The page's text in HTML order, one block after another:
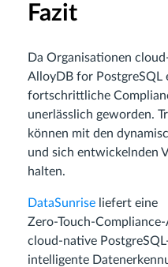
Fazit
Da Organisationen
AlloyDB for PostgreSQL
fortschrittliche
unerlässlich geworden.
können mit den
und sich entwickelnden
halten.
DataSunrise liefert eine
cloud‑native
intelligente